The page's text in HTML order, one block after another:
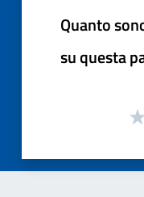
Quanto
su questa